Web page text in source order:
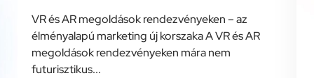
VR és AR megoldások rendezvényeken – az
élményalapú marketing új korszaka A VR és AR
megoldások rendezvényeken mára nem
futurisztikus...